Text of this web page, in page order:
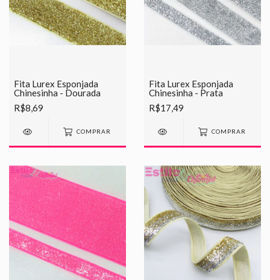
Fita Lurex Esponjada
Chinesinha - Dourada
R$8,69
COMPRAR
Fita Lurex Esponjada
Chinesinha - Prata
R$17,49
COMPRAR